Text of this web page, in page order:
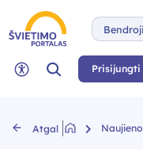
Neįgaliųjų rėžimas
Paieška Prisijungti
Atgal